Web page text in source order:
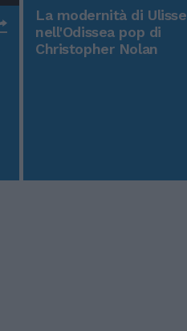
La modernità di Ulisse
nell'Odissea pop di
Christopher Nolan